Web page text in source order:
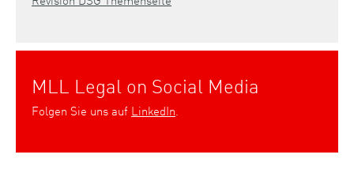
MLL Legal on Social Media
Folgen Sie uns auf LinkedIn